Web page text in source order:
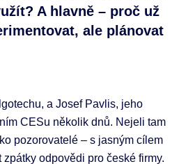
A hlavně – proč už
ale plánovat
a Josef Pavlis, jeho
CESu několik dnů. Nejeli tam
pozorovatelé – s jasným cílem
odpovědi pro české firmy.